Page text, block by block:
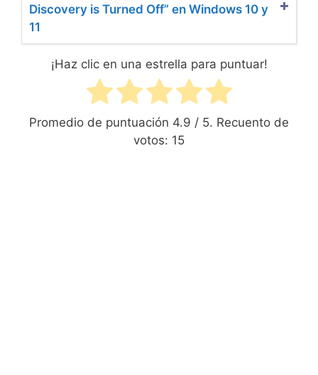
Discovery is Turned Off” en Windows 10 y
11
¡Haz clic en una estrella para puntuar!
Promedio de puntuación 4.9 / 5. Recuento de
votos: 15